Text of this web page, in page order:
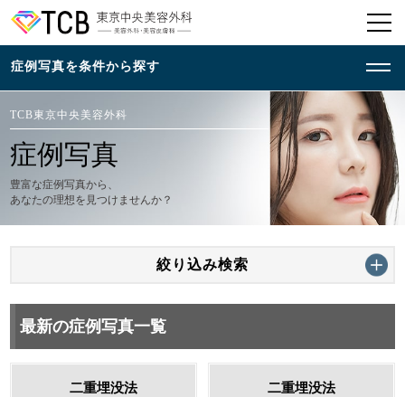
TCB東京中央美容外科
症例写真
豊富な症例写真から、
あなたの理想を見つけませんか？
絞り込み検索
最新の症例写真一覧
二重埋没法 二重埋没法